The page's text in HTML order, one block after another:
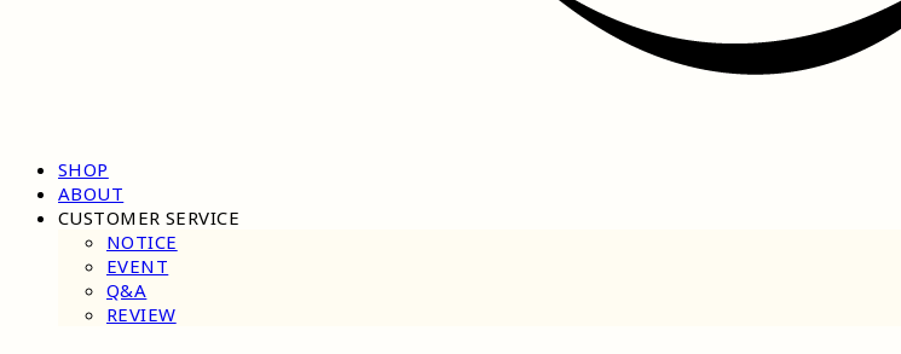
SHOP
ABOUT
CUSTOMER SERVICE
NOTICE
EVENT
Q&A
REVIEW